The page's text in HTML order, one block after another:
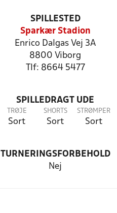
SPILLESTED
Sparkær Stadion
Enrico Dalgas Vej 3A
8800 Viborg
Tlf: 8664 5477
SPILLEDRAGT UDE
TRØJE
Sort
SHORTS
Sort
STRØMPER
Sort
TURNERINGSFORBEHOLD
Nej